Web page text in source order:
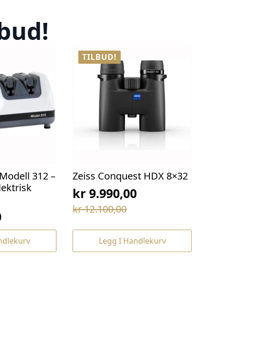
312 –
TILBUD!
Zeiss Conquest HDX 8×32
kr12.100,00
Opprinnelig
var:
kr 12.100,00.
kr 9.990,00
Nåværende
er:
kr 9.990,00.
Legg I Handlekurv